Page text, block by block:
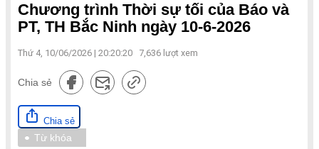
Chương trình Thời sự tối của Báo và
PT, TH Bắc Ninh ngày 10-6-2026
Thứ 4, 10/06/2026 | 20:20:20 7,636 lượt xem
Chia sẻ
Chia sẻ
Từ khóa